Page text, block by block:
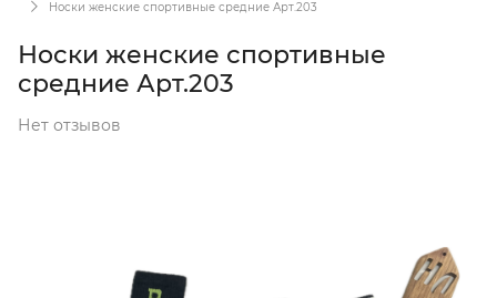
Носки женские спортивные средние Арт.203
Носки женские спортивные
средние Арт.203
Нет отзывов